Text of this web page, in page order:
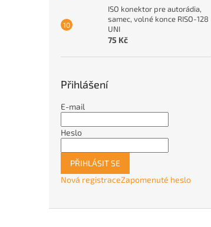
ISO konektor pre autorádia,
samec, volné konce RISO-128
UNI
75 Kč
Přihlášení
E-mail
Heslo
PŘIHLÁSIT SE
Nová registraceZapomenuté heslo